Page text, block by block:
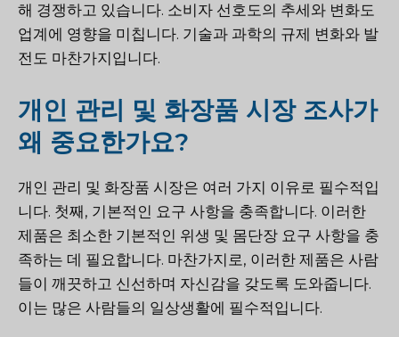
해 경쟁하고 있습니다. 소비자 선호도의 추세와 변화도
업계에 영향을 미칩니다. 기술과 과학의 규제 변화와 발
전도 마찬가지입니다.
개인 관리 및 화장품 시장 조사가
왜 중요한가요?
개인 관리 및 화장품 시장은 여러 가지 이유로 필수적입
니다. 첫째, 기본적인 요구 사항을 충족합니다. 이러한
제품은 최소한 기본적인 위생 및 몸단장 요구 사항을 충
족하는 데 필요합니다. 마찬가지로, 이러한 제품은 사람
들이 깨끗하고 신선하며 자신감을 갖도록 도와줍니다.
이는 많은 사람들의 일상생활에 필수적입니다.